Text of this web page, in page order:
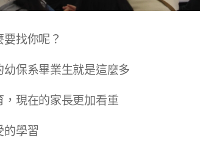
找你呢？
保系畢業生就是這麼多
現在的家長更加看重
的學習